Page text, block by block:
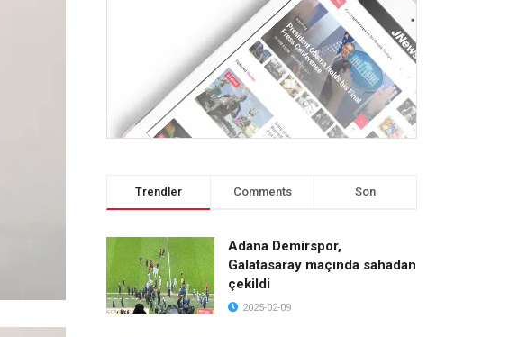
Trendler Comments Son
Adana Demirspor,
Galatasaray maçında sahadan
çekildi
2025-02-09